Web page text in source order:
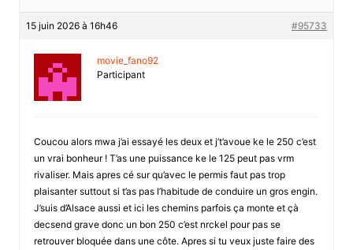
15 juin 2026 à 16h46 #95733
movie_fano92
Participant
Coucou alors mwa j’ai essayé les deux et j’t’avoue ke le 250 c’est
un vrai bonheur ! T’as une puissance ke le 125 peut pas vrm
rivaliser. Mais apres cé sur qu’avec le permis faut pas trop
plaisanter suttout si t’as pas l’habitude de conduire un gros engin.
J’suis d’Alsace aussi et ici les chemins parfois ça monte et çà
decsend grave donc un bon 250 c’est nrckel pour pas se
retrouver bloquée dans une côte. Apres si tu veux juste faire des